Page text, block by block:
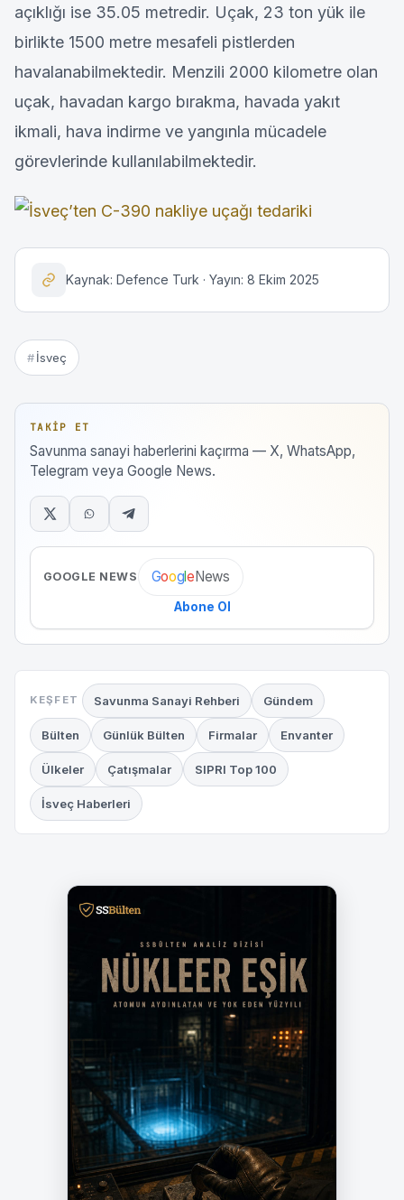
açıklığı ise 35.05 metredir. Uçak, 23 ton yük ile
birlikte 1500 metre mesafeli pistlerden
havalanabilmektedir. Menzili 2000 kilometre olan
uçak, havadan kargo bırakma, havada yakıt
ikmali, hava indirme ve yangınla mücadele
görevlerinde kullanılabilmektedir.
Kaynak: Defence Turk · Yayın: 8 Ekim 2025
İsveç
TAKIP ET
Savunma sanayi haberlerini kaçırma — X, WhatsApp,
Telegram veya Google News.
GOOGLE NEWS GoogleNews
Abone Ol
KEŞFET Savunma Sanayi Rehberi Gündem
Bülten Günlük Bülten Firmalar Envanter
Ülkeler Çatışmalar SIPRI Top 100
İsveç Haberleri